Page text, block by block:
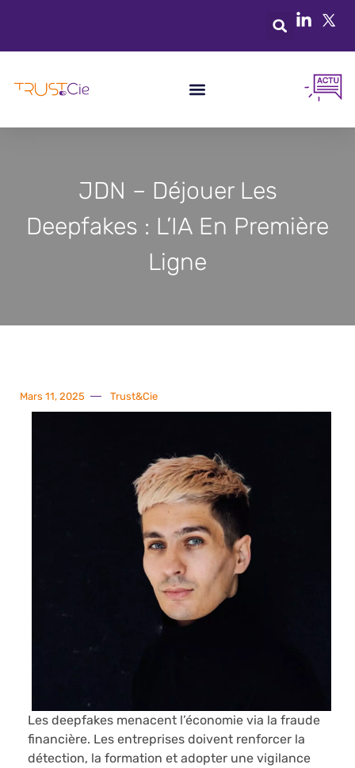
JDN – Déjouer Les
Deepfakes : L’IA En Première
Ligne
Mars 11, 2025 Trust&Cie
Les deepfakes menacent l’économie via la fraude
financière. Les entreprises doivent renforcer la
détection, la formation et adopter une vigilance